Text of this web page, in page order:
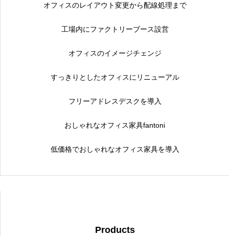
オフィスのレイアウト変更から配線処理まで
工場内にファクトリーブース設営
オフィスのイメージチェンジ
すっきりとしたオフィスにリニューアル
フリーアドレスデスクを導入
おしゃれなオフィス家具fantoni
低価格でおしゃれなオフィス家具を導入
Products